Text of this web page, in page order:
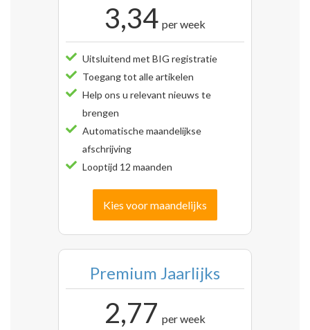
3,34 per week
Uitsluitend met BIG registratie
Toegang tot alle artikelen
Help ons u relevant nieuws te
brengen
Automatische maandelijkse
afschrijving
Looptijd 12 maanden
Kies voor maandelijks
Premium Jaarlijks
2,77 per week